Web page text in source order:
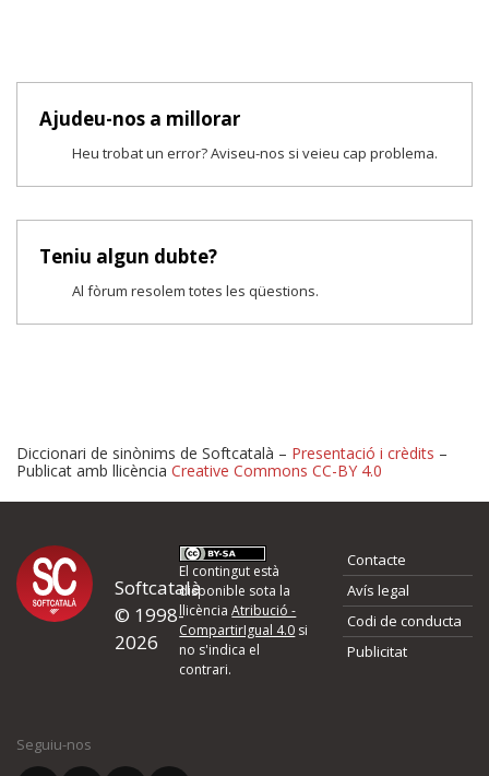
Ajudeu-nos a millorar
Heu trobat un error? Aviseu-nos si veieu cap problema.
Teniu algun dubte?
Al fòrum resolem totes les qüestions.
Proposeu-nos millores o
d'errors
Si heu trobat un error o voleu proposar alguna millora, ompliu els
quina és la millora que proposeu o l'error del qual voleu informar-
Diccionari de sinònims de Softcatalà – Presentació i crèdits –
Publicat amb llicència Creative Commons CC-BY 4.0
Softcatalà
© 1998-
2026
El contingut està
disponible sota la
llicènciaAtribució -
CompartirIgual 4.0 si
no s'indica el
contrari.
Contacte
Avís legal
Codi de conducta
Publicitat
Seguiu-nos